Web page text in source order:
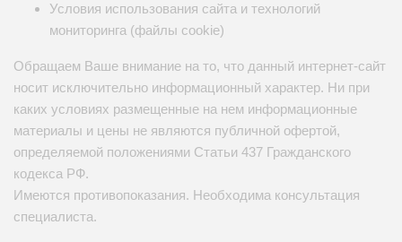
Условия использования сайта и технологий
мониторинга (файлы cookie)
Обращаем Ваше внимание на то, что данный интернет-сайт
носит исключительно информационный характер. Ни при
каких условиях размещенные на нем информационные
материалы и цены не являются публичной офертой,
определяемой положениями Статьи 437 Гражданского
кодекса РФ.
Имеются противопоказания. Необходима консультация
специалиста.